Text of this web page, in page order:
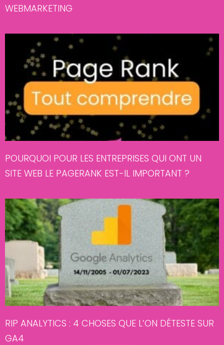
WEBMARKETING
POURQUOI POUR LES ENTREPRISES QUI ONT UN
SITE WEB LE PAGERANK EST-IL IMPORTANT ?
RIP ANALYTICS : 4 CHOSES QUE L’ON DÉTESTE SUR
GA4